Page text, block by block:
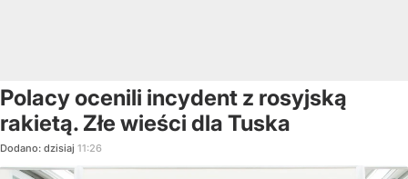
Polacy ocenili incydent z rosyjską
rakietą. Złe wieści dla Tuska
Dodano: dzisiaj 11:26